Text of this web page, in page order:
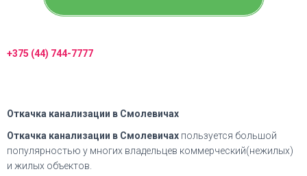
+375 (44) 744-7777
Откачка канализации в Смолевичах
Откачка канализации в Смолевичах пользуется большой
популярностью у многих владельцев коммерческий(нежилых)
и жилых объектов.